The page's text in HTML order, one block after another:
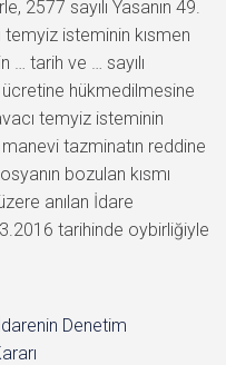
2577 sayılı Yasanın 49.
isteminin kısmen
… tarih ve … sayılı
ücretine hükmedilmesine
temyiz isteminin
tazminatın reddine
bozulan kısmı
anılan İdare
tarihinde oybirliğiyle
Denetim